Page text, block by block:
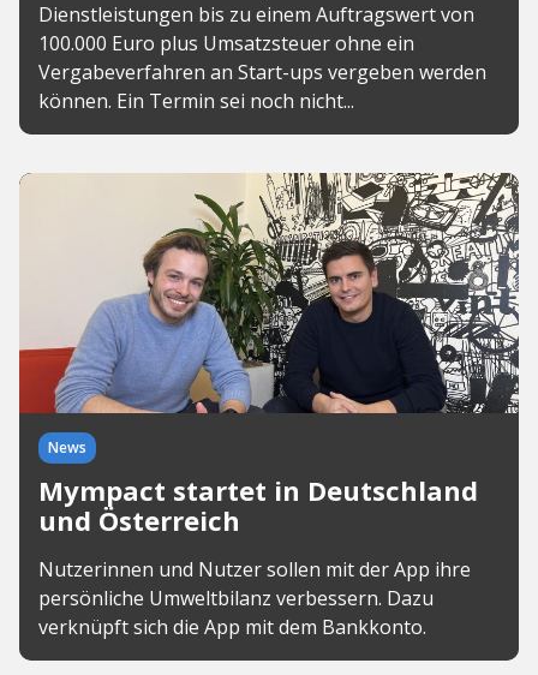
Dienstleistungen bis zu einem Auftragswert von
100.000 Euro plus Umsatzsteuer ohne ein
Vergabeverfahren an Start-ups vergeben werden
können. Ein Termin sei noch nicht...
News
Mympact startet in Deutschland
und Österreich
Nutzerinnen und Nutzer sollen mit der App ihre
persönliche Umweltbilanz verbessern. Dazu
verknüpft sich die App mit dem Bankkonto.